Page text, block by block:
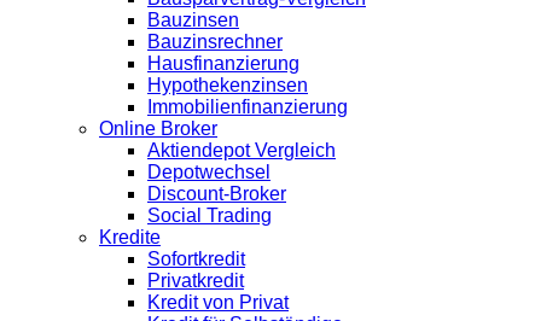
Bauzinsen
Bauzinsrechner
Hausfinanzierung
Hypothekenzinsen
Immobilienfinanzierung
Online Broker
Aktiendepot Vergleich
Depotwechsel
Discount-Broker
Social Trading
Kredite
Sofortkredit
Privatkredit
Kredit von Privat